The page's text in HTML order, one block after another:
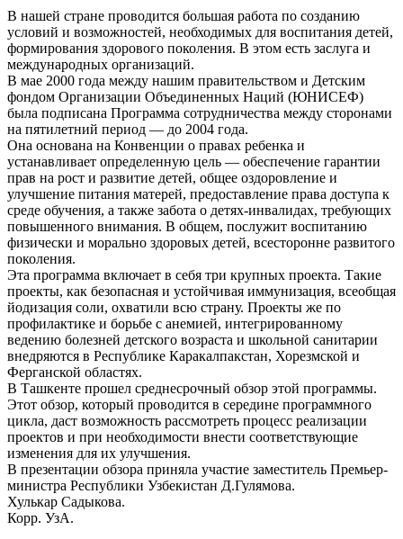
В нашей стране проводится большая работа по созданию
условий и возможностей, необходимых для воспитания детей,
формирования здорового поколения. В этом есть заслуга и
международных организаций.
В мае 2000 года между нашим правительством и Детским
фондом Организации Объединенных Наций (ЮНИСЕФ)
была подписана Программа сотрудничества между сторонами
на пятилетний период — до 2004 года.
Она основана на Конвенции о правах ребенка и
устанавливает определенную цель — обеспечение гарантии
прав на рост и развитие детей, общее оздоровление и
улучшение питания матерей, предоставление права доступа к
среде обучения, а также забота о детях-инвалидах, требующих
повышенного внимания. В общем, послужит воспитанию
физически и морально здоровых детей, всесторонне развитого
поколения.
Эта программа включает в себя три крупных проекта. Такие
проекты, как безопасная и устойчивая иммунизация, всеобщая
йодизация соли, охватили всю страну. Проекты же по
профилактике и борьбе с анемией, интегрированному
ведению болезней детского возраста и школьной санитарии
внедряются в Республике Каракалпакстан, Хорезмской и
Ферганской областях.
В Ташкенте прошел среднесрочный обзор этой программы.
Этот обзор, который проводится в середине программного
цикла, даст возможность рассмотреть процесс реализации
проектов и при необходимости внести соответствующие
изменения для их улучшения.
В презентации обзора приняла участие заместитель Премьер-
министра Республики Узбекистан Д.Гулямова.
Хулькар Садыкова.
Корр. УзА.